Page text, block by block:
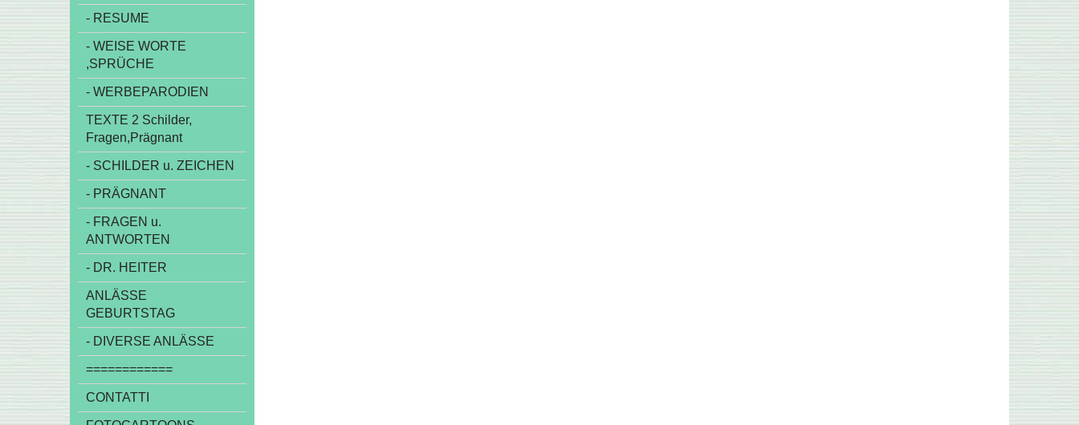
- RESUME
- WEISE WORTE
,SPRÜCHE
- WERBEPARODIEN
TEXTE 2 Schilder,
Fragen,Prägnant
- SCHILDER u. ZEICHEN
- PRÄGNANT
- FRAGEN u.
ANTWORTEN
- DR. HEITER
ANLÄSSE
GEBURTSTAG
- DIVERSE ANLÄSSE
============
CONTATTI